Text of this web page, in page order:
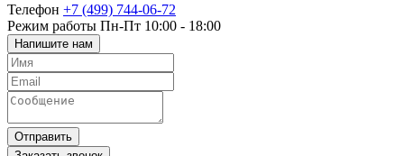
Телефон +7 (499) 744-06-72
Режим работы Пн-Пт 10:00 - 18:00
Напишите нам
Отправить